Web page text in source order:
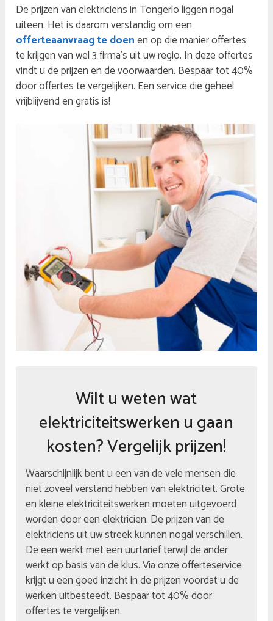
De prijzen van elektriciens in Tongerlo liggen nogal
uiteen. Het is daarom verstandig om een
offerteaanvraag te doenen op die manier offertes
te krijgen van wel 3 firma’s uit uw regio. In deze offertes
vindt u de prijzen en de voorwaarden. Bespaar tot 40%
door offertes te vergelijken. Een service die geheel
vrijblijvend en gratis is!
Wilt u weten wat
elektriciteitswerken u gaan
kosten? Vergelijk prijzen!
Waarschijnlijk bent u een van de vele mensen die
niet zoveel verstand hebben van elektriciteit. Grote
en kleine elektriciteitswerken moeten uitgevoerd
worden door een elektricien. De prijzen van de
elektriciens uit uw streek kunnen nogal verschillen.
De een werkt met een uurtarief terwijl de ander
werkt op basis van de klus. Via onze offerteservice
krijgt u een goed inzicht in de prijzen voordat u de
werken uitbesteedt. Bespaar tot 40% door
offertes te vergelijken.